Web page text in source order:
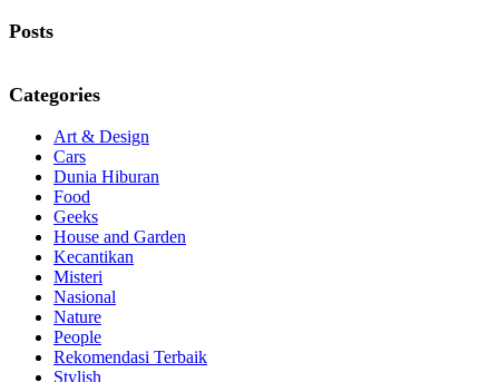
Posts
Categories
Art & Design
Cars
Dunia Hiburan
Food
Geeks
House and Garden
Kecantikan
Misteri
Nasional
Nature
People
Rekomendasi Terbaik
Stylish